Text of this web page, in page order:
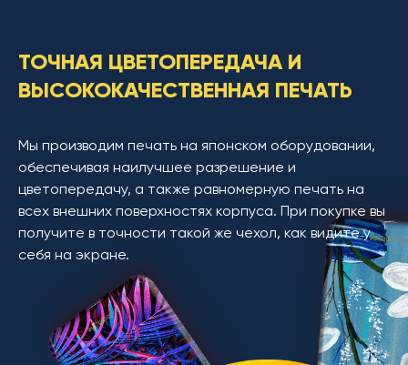
ТОЧНАЯ ЦВЕТОПЕРЕДАЧА И
ВЫСОКОКАЧЕСТВЕННАЯ ПЕЧАТЬ
Мы производим печать на японском оборудовании,
обеспечивая наилучшее разрешение и
цветопередачу, а также равномерную печать на
всех внешних поверхностях корпуса. При покупке вы
получите в точности такой же чехол, как видите у
себя на экране.